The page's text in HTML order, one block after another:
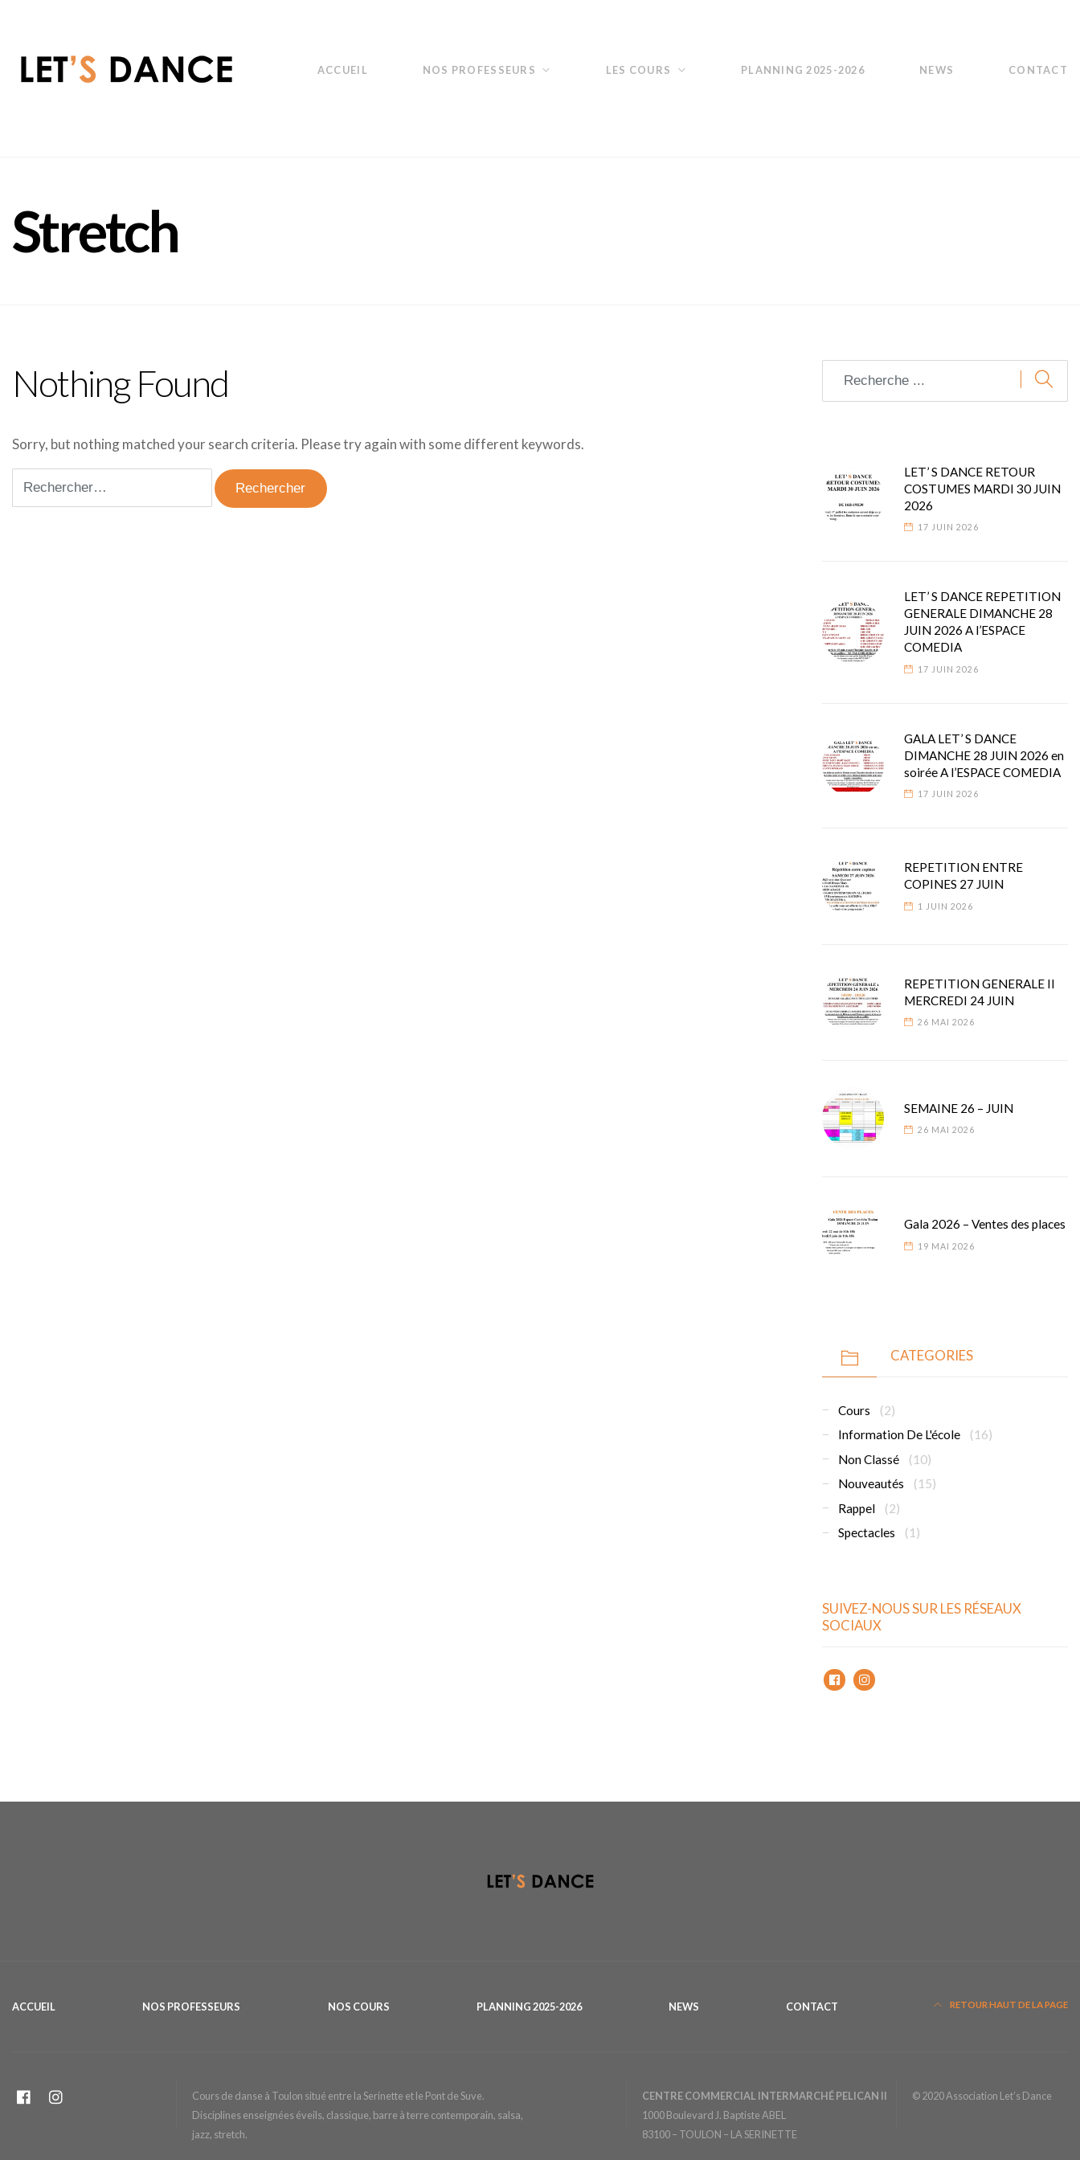
ACCUEIL NOS PROFESSEURS LES COURS PLANNING 2025-2026 NEWS CONTACT
Stretch
Nothing Found
Sorry, but nothing matched your search criteria. Please try again with some different keywords.
LET’ S DANCE RETOUR
COSTUMES MARDI 30 JUIN
2026
17 JUIN 2026
LET’ S DANCE REPETITION
GENERALE DIMANCHE 28
JUIN 2026 A l’ESPACE
COMEDIA
17 JUIN 2026
GALA LET’ S DANCE
DIMANCHE 28 JUIN 2026 en
soirée A l’ESPACE COMEDIA
17 JUIN 2026
REPETITION ENTRE
COPINES 27 JUIN
1 JUIN 2026
REPETITION GENERALE II
MERCREDI 24 JUIN
26 MAI 2026
SEMAINE 26 – JUIN
26 MAI 2026
Gala 2026 – Ventes des places
19 MAI 2026
CATEGORIES
Cours
(2)
Information De L'école
(16)
Non Classé
(10)
Nouveautés
(15)
Rappel
(2)
Spectacles
(1)
SUIVEZ-NOUS SUR LES RÉSEAUX
SOCIAUX
ACCUEIL NOS PROFESSEURS NOS COURS PLANNING 2025-2026 NEWS CONTACT RETOUR HAUT DE LA PAGE
Cours de danse à Toulon situé entre la Serinette et le Pont de Suve.
Disciplines enseignées éveils, classique, barre à terre contemporain, salsa,
jazz, stretch.
CENTRE COMMERCIAL INTERMARCHÉPELICAN II
1000 Boulevard J. Baptiste ABEL
83100 – TOULON – LA SERINETTE
© 2020 Association Let’s Dance